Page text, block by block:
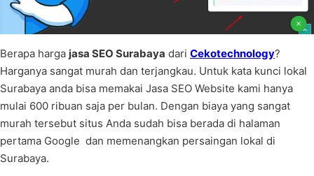
Berapa harga jasa SEO Surabaya dari Cekotechnology?
Harganya sangat murah dan terjangkau. Untuk kata kunci lokal
Surabaya anda bisa memakai Jasa SEO Website kami hanya
mulai 600 ribuan saja per bulan. Dengan biaya yang sangat
murah tersebut situs Anda sudah bisa berada di halaman
pertama Google dan memenangkan persaingan lokal di
Surabaya.